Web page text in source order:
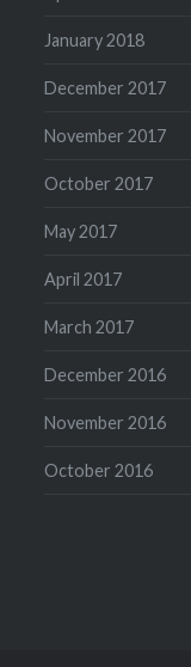
January 2018
December 2017
November 2017
October 2017
May 2017
April 2017
March 2017
December 2016
November 2016
October 2016